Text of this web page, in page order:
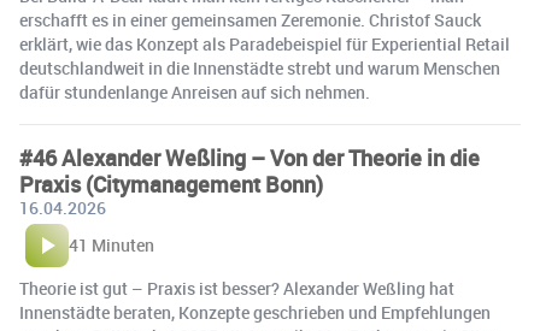
erschafft es in einer gemeinsamen Zeremonie. Christof Sauck
erklärt, wie das Konzept als Paradebeispiel für Experiential Retail
deutschlandweit in die Innenstädte strebt und warum Menschen
dafür stundenlange Anreisen auf sich nehmen.
#46 Alexander Weßling – Von der Theorie in die
Praxis (Citymanagement Bonn)
16.04.2026
41 Minuten
Theorie ist gut – Praxis ist besser? Alexander Weßling hat
Innenstädte beraten, Konzepte geschrieben und Empfehlungen